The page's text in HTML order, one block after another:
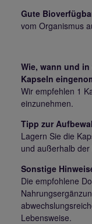
Gute
vom Organismus
Wie, wann und
Kapseln
Wir empfehlen 1
einzunehmen.
Tipp zur
Lagern Sie die
und außerhalb
Sonstige
Die empfohlene
Lebensweise.